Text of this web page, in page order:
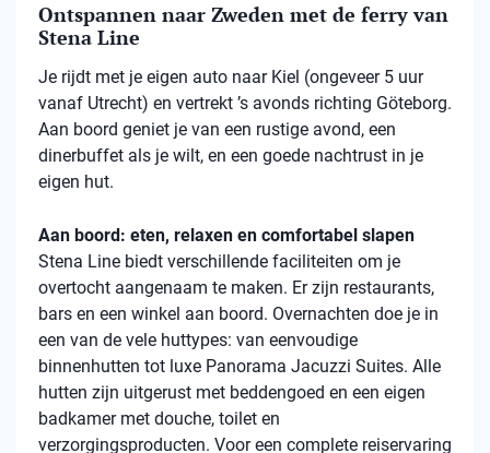
Ontspannen naar Zweden met de ferry van
Stena Line
Je rijdt met je eigen auto naar Kiel (ongeveer 5 uur
vanaf Utrecht) en vertrekt ’s avonds richting Göteborg.
Aan boord geniet je van een rustige avond, een
dinerbuffet als je wilt, en een goede nachtrust in je
eigen hut.
Aan boord: eten, relaxen en comfortabel slapen
Stena Line biedt verschillende faciliteiten om je
overtocht aangenaam te maken. Er zijn restaurants,
bars en een winkel aan boord. Overnachten doe je in
een van de vele huttypes: van eenvoudige
binnenhutten tot luxe Panorama Jacuzzi Suites. Alle
hutten zijn uitgerust met beddengoed en een eigen
badkamer met douche, toilet en
verzorgingsproducten. Voor een complete reiservaring